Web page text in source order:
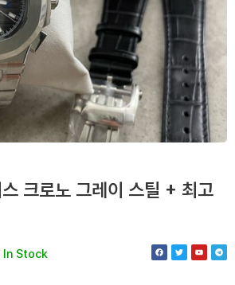
크로노 그레이 스틸 + 최고
In Stock
F
a
c
T
w
i
Y
o
u
T
e
l